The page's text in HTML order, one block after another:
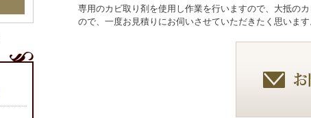
専用のカビ取り剤を使用し作業を行いますので、大抵の
ので、一度お見積りにお伺いさせていただきたく思います